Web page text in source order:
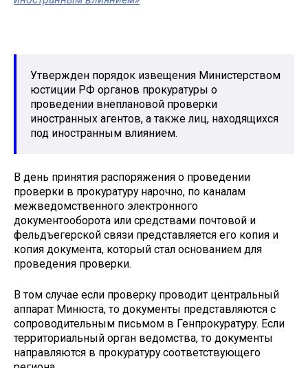
Утвержден порядок извещения Министерством
юстиции РФ органов прокуратуры о
проведении внеплановой проверки
иностранных агентов, а также лиц, находящихся
под иностранным влиянием.
В день принятия распоряжения о проведении
проверки в прокуратуру нарочно, по каналам
межведомственного электронного
документооборота или средствами почтовой и
фельдъегерской связи представляется его копия и
копия документа, который стал основанием для
проведения проверки.
В том случае если проверку проводит центральный
аппарат Минюста, то документы представляются с
сопроводительным письмом в Генпрокуратуру. Если
территориальный орган ведомства, то документы
направляются в прокуратуру соответствующего